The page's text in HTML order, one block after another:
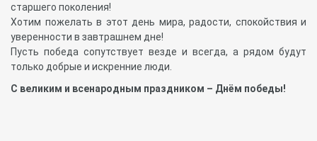
старшего поколения!
Хотим пожелать в этот день мира, радости, спокойствия и
уверенности в завтрашнем дне!
Пусть победа сопутствует везде и всегда, а рядом будут
только добрые и искренние люди.
С великим и всенародным праздником – Днём победы!